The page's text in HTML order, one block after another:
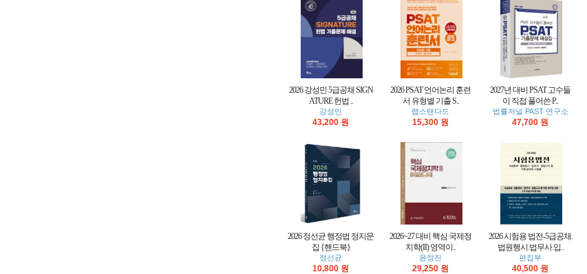
2026 강성민 5급공채 SIGN
ATURE 헌법 ..
강성민
43,200 원
2026 PSAT 언어논리 훈련
서 유형별 기출 S..
랩스탠다드
15,300 원
2027년 대비 PSAT 고수들
이 직접 풀어쓴 P..
법률저널 PAST 연구소
47,700 원
2026 정선균 행정법 정지문
집 {핸드북}
정선균
10,800 원
2026~27 대비 핵심 국제정
치학(II) 영역이..
윤정진
29,250 원
2026 시험용 법전-5급공채.
법원행시.법무사.입..
편집부
40,500 원